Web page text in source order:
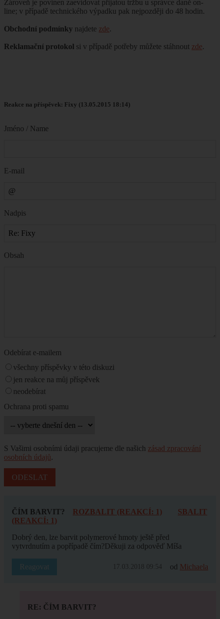
Zároveň je povinen zaevidovat přijatou tržbu u správce daně on-
line; v případě technického výpadku pak nejpozději do 48 hodin.
Obchodní podmínky najdete zde.
Reklamační protokol si v případě potřeby můžete stáhnout zde.
Reakce na příspěvek: Fixy (13.05.2015 18:14)
Jméno / Name
E-mail
Nadpis
Obsah
Odebírat e-mailem
všechny příspěvky v této diskuzi
jen reakce na můj příspěvek
neodebírat
Ochrana proti spamu
S Vašimi osobními údaji pracujeme dle našich zásad zpracování
osobních údajů.
ČÍM BARVIT? ROZBALIT (REAKCÍ: 1)
SBALIT
(REAKCÍ: 1)
Dobrý den, lze barvit polymerové hmoty ještě před
vytvrdnutím a popřípadě čím?Děkuji za odpověď Míša
Reagovat 17.03.2018 09:54 od Michaela
RE: ČÍM BARVIT?